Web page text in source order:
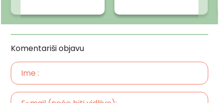
Komentariši objavu